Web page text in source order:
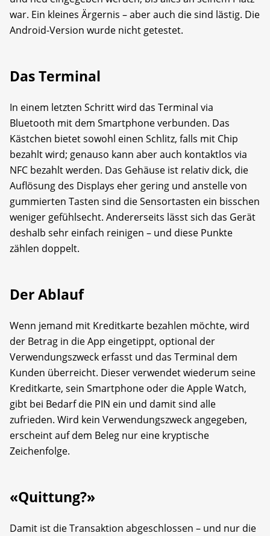
war. Ein kleines Ärgernis – aber auch die sind lästig. Die
Android-Version wurde nicht getestet.
Das Terminal
In einem letzten Schritt wird das Terminal via
Bluetooth mit dem Smartphone verbunden. Das
Kästchen bietet sowohl einen Schlitz, falls mit Chip
bezahlt wird; genauso kann aber auch kontaktlos via
NFC bezahlt werden. Das Gehäuse ist relativ dick, die
Auflösung des Displays eher gering und anstelle von
gummierten Tasten sind die Sensortasten ein bisschen
weniger gefühlsecht. Andererseits lässt sich das Gerät
deshalb sehr einfach reinigen – und diese Punkte
zählen doppelt.
Der Ablauf
Wenn jemand mit Kreditkarte bezahlen möchte, wird
der Betrag in die App eingetippt, optional der
Verwendungszweck erfasst und das Terminal dem
Kunden überreicht. Dieser verwendet wiederum seine
Kreditkarte, sein Smartphone oder die Apple Watch,
gibt bei Bedarf die PIN ein und damit sind alle
zufrieden. Wird kein Verwendungszweck angegeben,
erscheint auf dem Beleg nur eine kryptische
Zeichenfolge.
«Quittung?»
Damit ist die Transaktion abgeschlossen – und nur die